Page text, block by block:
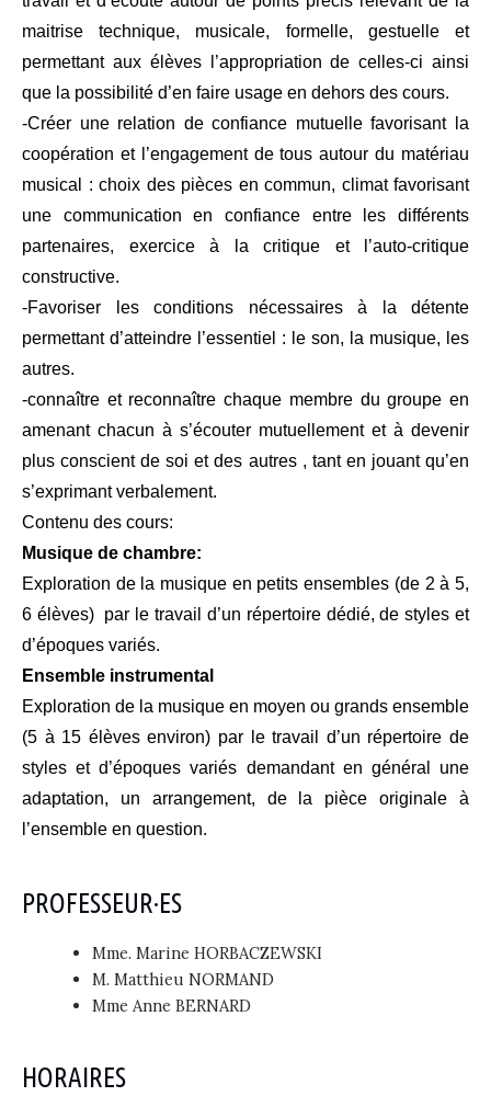
maitrise technique, musicale, formelle, gestuelle et
permettant aux élèves l’appropriation de celles-ci ainsi
que la possibilité d’en faire usage en dehors des cours.
-Créer une relation de confiance mutuelle favorisant la
coopération et l’engagement de tous autour du matériau
musical : choix des pièces en commun, climat favorisant
une communication en confiance entre les différents
partenaires, exercice à la critique et l’auto-critique
constructive.
-Favoriser les conditions nécessaires à la détente
permettant d’atteindre l’essentiel : le son, la musique, les
autres.
-connaître et reconnaître chaque membre du groupe en
amenant chacun à s’écouter mutuellement et à devenir
plus conscient de soi et des autres , tant en jouant qu’en
s’exprimant verbalement.
Contenu des cours:
Musique de chambre:
Exploration de la musique en petits ensembles (de 2 à 5,
6 élèves) par le travail d’un répertoire dédié, de styles et
d’époques variés.
Ensemble instrumental
Exploration de la musique en moyen ou grands ensemble
(5 à 15 élèves environ) par le travail d’un répertoire de
styles et d’époques variés demandant en général une
adaptation, un arrangement, de la pièce originale à
l’ensemble en question.
PROFESSEUR·ES
Mme. Marine HORBACZEWSKI
M. Matthieu NORMAND
Mme Anne BERNARD
HORAIRES